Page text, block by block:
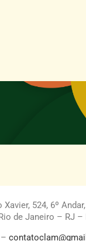
524, 6º
de Janeiro – RJ –